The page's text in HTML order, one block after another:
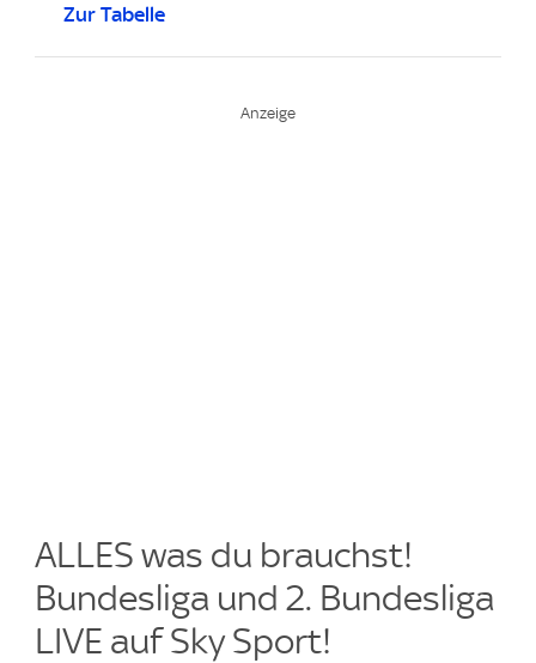
Zur Tabelle
ALLES was du brauchst!
Bundesliga und 2. Bundesliga
LIVE auf Sky Sport!​